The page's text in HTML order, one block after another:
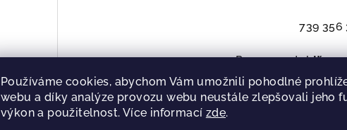
Používáme cookies, abychom Vám umožnili pohodlné
webu a díky analýze provozu webu neustále zlepšovali jeho
výkon a použitelnost. Více informací zde.
739 356
ProvozovatelIťs
Hasičská 551/52,
IČ: 06580092